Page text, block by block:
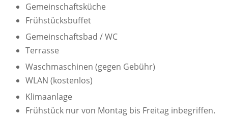
Gemeinschaftsküche
Frühstücksbuffet
Gemeinschaftsbad / WC
Terrasse
Waschmaschinen (gegen Gebühr)
WLAN (kostenlos)
Klimaanlage
Frühstück nur von Montag bis Freitag inbegriffen.